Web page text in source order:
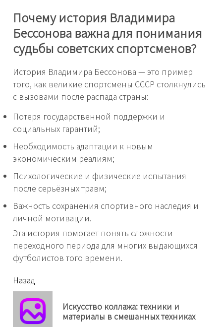
Почему история Владимира
Бессонова важна для понимания
судьбы советских спортсменов?
История Владимира Бессонова — это пример
того, как великие спортсмены СССР столкнулись
с вызовами после распада страны:
Потеря государственной поддержки и
социальных гарантий;
Необходимость адаптации к новым
экономическим реалиям;
Психологические и физические испытания
после серьёзных травм;
Важность сохранения спортивного наследия и
личной мотивации.
Эта история помогает понять сложности
переходного периода для многих выдающихся
футболистов того времени.
читать
еще
Назад
Искусство коллажа: техники и
материалы в смешанных техниках